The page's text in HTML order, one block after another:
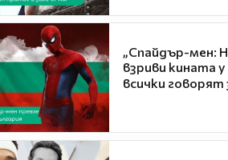
„Спайдър-мен:
взриви кината
всички говорят